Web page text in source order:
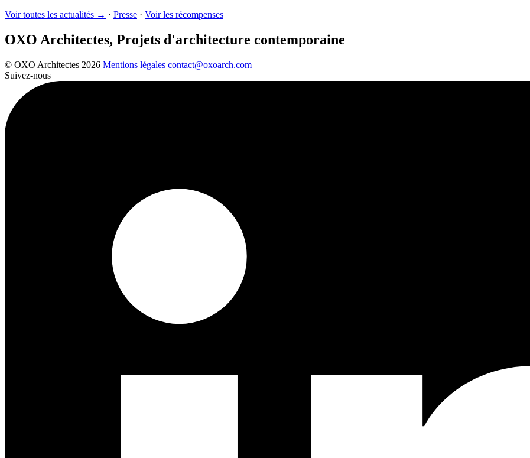
Voir toutes les actualités → · Presse · Voir les récompenses
OXO Architectes, Projets d'architecture contemporaine
© OXO Architectes 2026 Mentions légales contact@oxoarch.com
Suivez-nous